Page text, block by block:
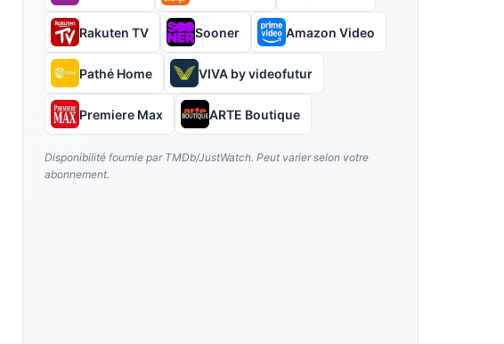
Lefèbvre, Antoine Chappey, Alexandre Desrousseaux, Vincent Winterhalter,
Rakuten TV Sooner Amazon Video
Pathé Home VIVA by videofutur
Premiere Max ARTE Boutique
Disponibilité fournie par TMDb/JustWatch. Peut varier selon votre
abonnement.